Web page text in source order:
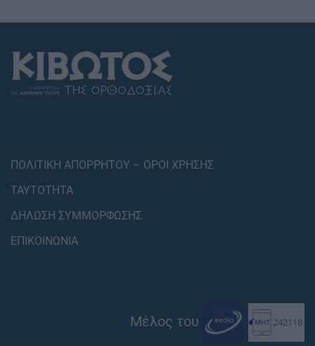
ΠΟΛΙΤΙΚΗ ΑΠΟΡΡΗΤΟΥ – ΟΡΟΙ ΧΡΗΣΗΣ
ΤΑΥΤΟΤΗΤΑ
ΔΗΛΩΣΗ ΣΥΜΜΟΡΦΩΣΗΣ
ΕΠΙΚΟΙΝΩΝΙΑ
Μέλος του